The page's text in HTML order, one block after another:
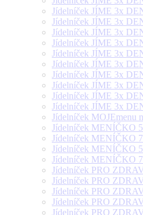
Jídelníček JÍME 3x
Jídelníček JÍME 3x
Jídelníček JÍME 3x
Jídelníček JÍME 3x
Jídelníček JÍME 3x
Jídelníček JÍME 3x
Jídelníček JÍME 3x
Jídelníček JÍME 3x
Jídelníček JÍME 3x
Jídelníček JÍME 3x
Jídelníček MOJEmenu
Jídelníček MENÍČKO
Jídelníček MENÍČKO
Jídelníček MENÍČKO
Jídelníček MENÍČKO
Jídelníček PRO
Jídelníček PRO
Jídelníček PRO
Jídelníček PRO
Jídelníček PRO